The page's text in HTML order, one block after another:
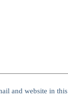
and website in